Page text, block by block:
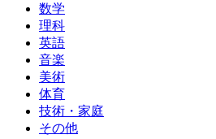
数学
理科
英語
音楽
美術
体育
技術・家庭
その他